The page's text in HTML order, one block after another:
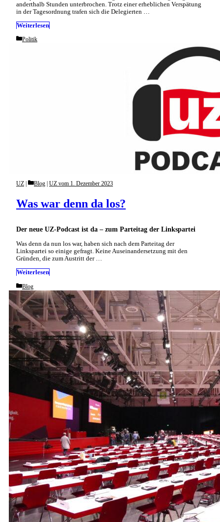
anderthalb Stunden unterbrochen. Trotz einer erheblichen Verspätung
in der Tagesordnung trafen sich die Delegierten …
Weiterlesen
Categories
Politik
Der neue UZ-Podcast ist da – zum Parteitag der Linkspartei
Was war denn da los?
UZ Categories
Blog UZ vom 1. Dezember 2023
Was denn da nun los war, haben sich nach dem Parteitag der
Linkspartei so einige gefragt. Keine Auseinandersetzung mit den
Gründen, die zum Austritt der …
Weiterlesen
Categories
Blog